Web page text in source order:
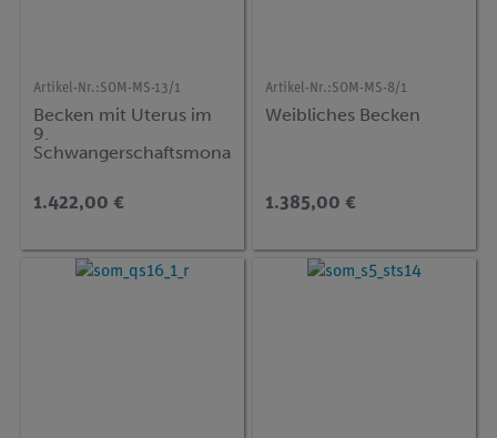
Artikel-Nr.:SOM-MS-13/1
Becken mit Uterus im
9.
Schwangerschaftsmona
1.422,00 €
Artikel-Nr.:SOM-MS-8/1
Weibliches Becken
1.385,00 €